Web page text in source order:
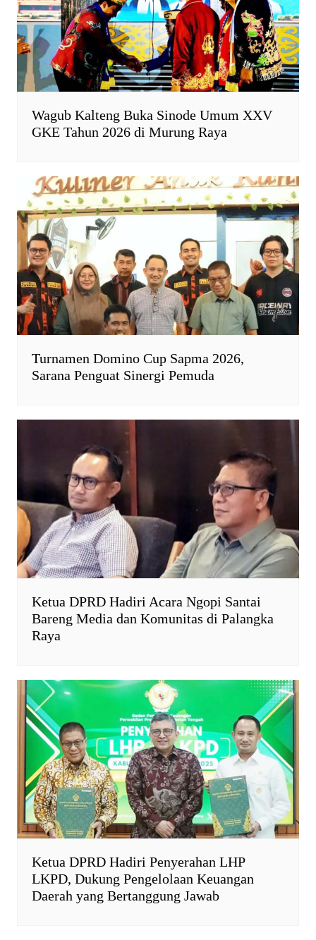
y
Wagub Kalteng Buka Sinode Umum XXV
GKE Tahun 2026 di Murung Raya
Turnamen Domino Cup Sapma 2026,
Sarana Penguat Sinergi Pemuda
Ketua DPRD Hadiri Acara Ngopi Santai
Bareng Media dan Komunitas di Palangka
Raya
Ketua DPRD Hadiri Penyerahan LHP
LKPD, Dukung Pengelolaan Keuangan
Daerah yang Bertanggung Jawab